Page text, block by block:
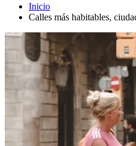
Inicio
Calles más habitables,